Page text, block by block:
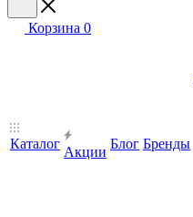
Корзина 0
Каталог
Акции
Блог Бренды